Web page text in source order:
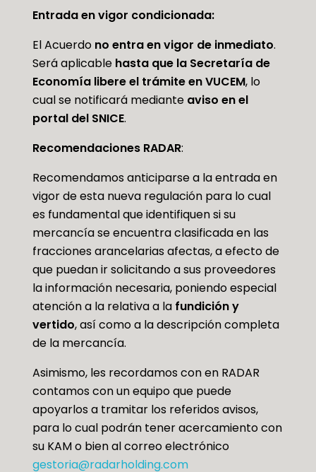
Entrada en vigor condicionada:
El Acuerdo no entra en vigor de inmediato.
Será aplicable hasta que la Secretaría de
Economía libere el trámite en VUCEM, lo
cual se notificará mediante aviso en el
portal del SNICE.
Recomendaciones RADAR:
Recomendamos anticiparse a la entrada en
vigor de esta nueva regulación para lo cual
es fundamental que identifiquen si su
mercancía se encuentra clasificada en las
fracciones arancelarias afectas, a efecto de
que puedan ir solicitando a sus proveedores
la información necesaria, poniendo especial
atención a la relativa a la fundición y
vertido, así como a la descripción completa
de la mercancía.
Asimismo, les recordamos con en RADAR
contamos con un equipo que puede
apoyarlos a tramitar los referidos avisos,
para lo cual podrán tener acercamiento con
su KAM o bien al correo electrónico
gestoria@radarholding.com